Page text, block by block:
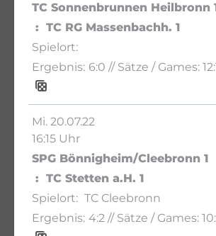
TC Sonnenbrunnen Heilbronn
TC RG Massenbachh. 1
6:0 // Sätze / Games:
Mi. 20.07.22
16:15 Uhr
SPG Bönnigheim/Cleebronn 1
TC Stetten a.H. 1
TC Cleebronn
4:2 // Sätze / Games: